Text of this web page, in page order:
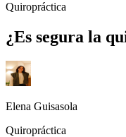
Quiropráctica
¿Es segura la
Elena Guisasola
Quiropráctica